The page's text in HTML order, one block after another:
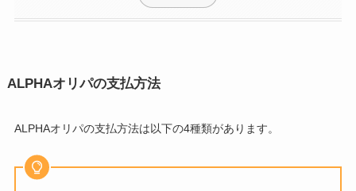
ALPHAオリパの支払方法
ALPHAオリパの支払方法は以下の4種類があります。